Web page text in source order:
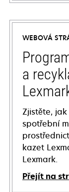
opens
in
new
tab
WEBOVÁ
a
Zjistěte,
spotřební
kazet
Lexmark.
Přejít na